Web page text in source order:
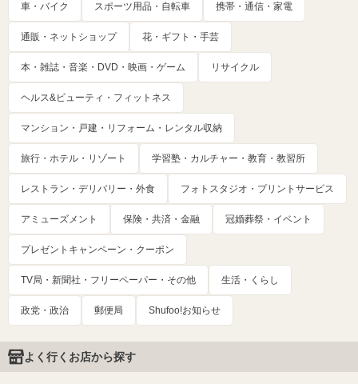
車・バイク スポーツ用品・自転車 携帯・通信・家電
通販・ネットショップ 花・ギフト・手芸
本・雑誌・音楽・DVD・映画・ゲーム リサイクル
ヘルス&ビューティ・フィットネス
マンション・戸建・リフォーム・レンタル収納
旅行・ホテル・リゾート 学習塾・カルチャー・教育・教習所
レストラン・デリバリー・外食 フォトスタジオ・プリントサービス
アミューズメント 保険・共済・金融 冠婚葬祭・イベント
プレゼントキャンペーン・クーポン
TV局・新聞社・フリーペーパー・その他 生活・くらし
政党・政治 郵便局 Shufoo!お知らせ
よく行くお店から探す